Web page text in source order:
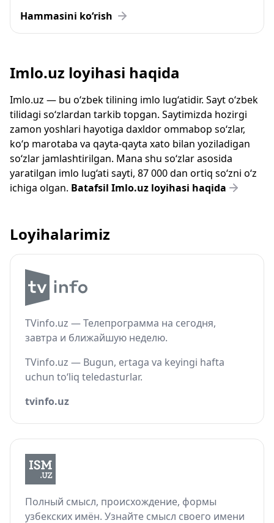
Hammasini ko‘rish
Imlo.uz loyihasi haqida
Imlo.uz — bu o‘zbek tilining imlo lug‘atidir. Sayt o‘zbek
tilidagi so‘zlardan tarkib topgan. Saytimizda hozirgi
zamon yoshlari hayotiga daxldor ommabop so‘zlar,
ko‘p marotaba va qayta-qayta xato bilan yoziladigan
so‘zlar jamlashtirilgan. Mana shu so‘zlar asosida
yaratilgan imlo lug‘ati sayti, 87 000 dan ortiq so‘zni o‘z
ichiga olgan. Batafsil Imlo.uz loyihasi haqida
Loyihalarimiz
TVinfo.uz — Телепрограмма на сегодня,
завтра и ближайшую неделю.
TVinfo.uz — Bugun, ertaga va keyingi hafta
uchun to‘liq teledasturlar.
tvinfo.uz
Полный смысл, происхождение, формы
узбекских имён. Узнайте смысл своего имени